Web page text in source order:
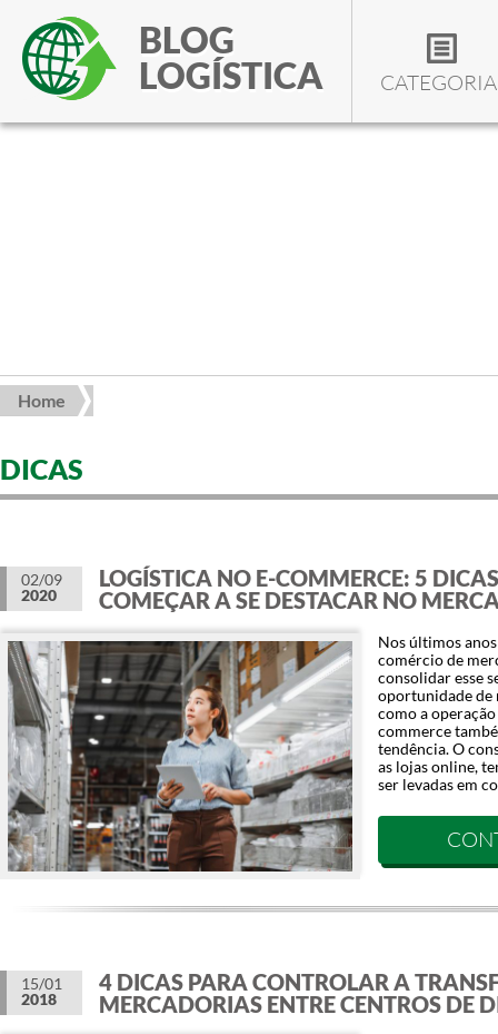
BLOG
LOGÍSTICA
Home
DICAS
02/09
2020
LOGÍSTICA NO E-COMMERCE: 5
COMEÇAR A SE DESTACAR NO
Nos últimos
comércio de
consolidar esse
oportunidade de
como a
commerce
tendência. O
as lojas online,
ser levadas em
15/01
2018
4 DICAS PARA CONTROLAR A
MERCADORIAS ENTRE CENTROS DE